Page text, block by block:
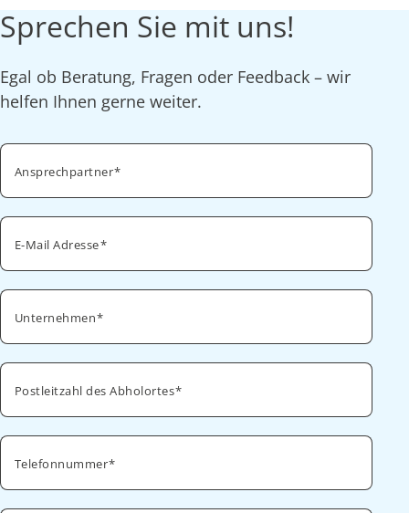
Sprechen Sie mit uns!
Egal ob Beratung, Fragen oder Feedback – wir
helfen Ihnen gerne weiter.
Ansprechpartner
E-Mail Adresse
Unternehmen
Postleitzahl des Abholortes
Telefonnummer